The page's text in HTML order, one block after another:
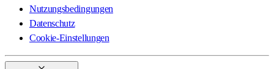
Nutzungsbedingungen
Datenschutz
Cookie-Einstellungen